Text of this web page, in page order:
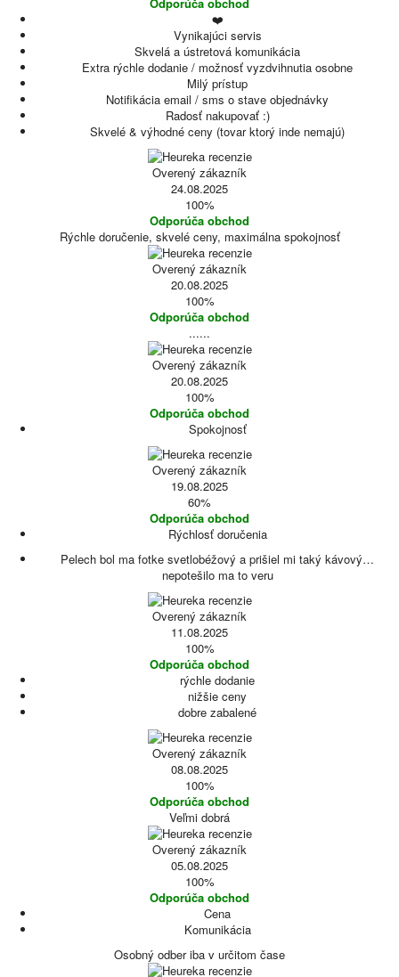
❤️
Vynikajúci servis
Skvelá a ústretová komunikácia
Extra rýchle dodanie / možnosť vyzdvihnutia osobne
Milý prístup
Notifikácia email / sms o stave objednávky
Radosť nakupovať :)
Skvelé & výhodné ceny (tovar ktorý inde nemajú)
Overený zákazník
24.08.2025
100%
Odporúča obchod
Rýchle doručenie, skvelé ceny, maximálna spokojnosť
Overený zákazník
20.08.2025
100%
Odporúča obchod
......
Overený zákazník
20.08.2025
100%
Odporúča obchod
Spokojnosť
Overený zákazník
19.08.2025
60%
Odporúča obchod
Rýchlosť doručenia
Pelech bol ma fotke svetlobéžový a prišiel mi taký kávový…
nepotešilo ma to veru
Overený zákazník
11.08.2025
100%
Odporúča obchod
rýchle dodanie
nižšie ceny
dobre zabalené
Overený zákazník
08.08.2025
100%
Odporúča obchod
Veľmi dobrá
Overený zákazník
05.08.2025
100%
Odporúča obchod
Cena
Komunikácia
Osobný odber iba v určitom čase